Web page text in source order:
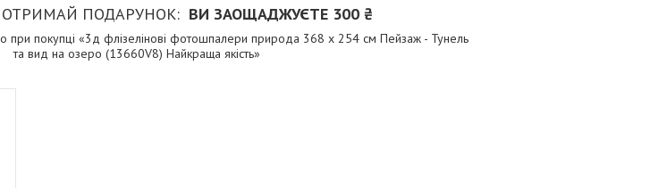
ПОДАРУНОК ВИ ЗАОЩАДЖУЄТЕ 300 ₴
при покупці «3д флізелінові фотошпалери природа 368 x 254 см Пейзаж - Тунель
та вид на озеро (13660V8) Найкраща якість»